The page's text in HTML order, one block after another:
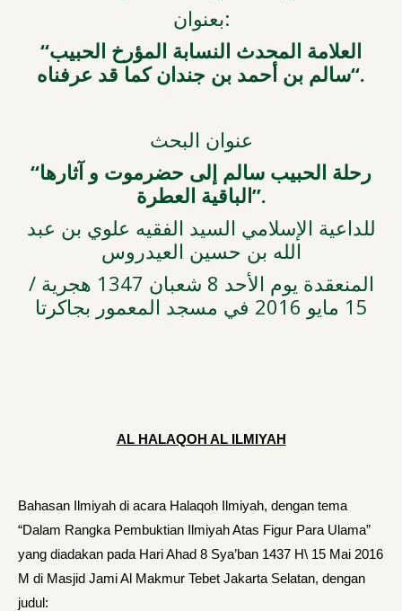
بعنوان:
“
العلامة المحدث النسابة المؤرخ الحبيب
سالم بن أحمد بن جندان كما قد عرفناه “.
عنوان البحث
“رحلة الحبيب سالم إلى حضرموت و آثارها
الباقية العطرة”.
للداعية الإسلامي السيد الفقيه علوي بن عبد
الله بن حسين العيدروس
المنعقدة يوم الأحد 8 شعبان 1347 هجرية /
15 مايو 2016 في مسجد المعمور بجاكرتا
AL HALAQOH AL ILMIYAH
Bahasan Ilmiyah di acara Halaqoh Ilmiyah, dengan tema
“Dalam Rangka Pembuktian Ilmiyah Atas Figur Para Ulama”
yang diadakan pada Hari Ahad 8 Sya’ban 1437 H\ 15 Mai 2016
M di Masjid Jami Al Makmur Tebet Jakarta Selatan, dengan
judul: